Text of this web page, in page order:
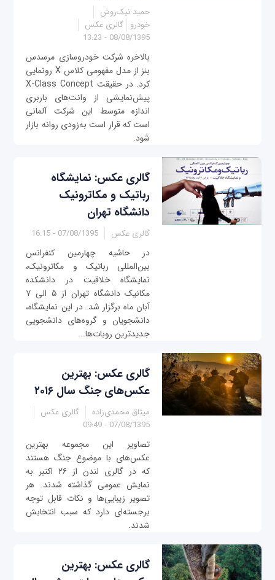
حمید نیک‌روش
خودرو گالری عکس
08/08/1395 - 13:23
بالاخره شرکت خودروسازی مرسدس
بنز از مدل مفهومی کلاس X رونمایی
کرد. در حقیقت X-Class Concept
پیش‌نمایشی از وانت‌های باربری
اندازه متوسط این شرکت آلمانی
است که قرار است به‌زودی روانه بازار
شود.
گالری عکس: نمایشگاه
رباتیک و مکاترونیک
دانشگاه تهران
گالری عکس 07/08/1395 - 16:15
در حاشیه چهارمین کنفرانس
بین‌المللی رباتیک و مکاترونیک،
نمایشگاه خلاقیت در دانشکده
مکانیک دانشگاه تهران از ۵ الی ۷
آبان ماه برگزار شد. در این نمایشگاه،
دانشجویان و گروه‌های دانشجویی
جدیدترین روبات‌ها...
گالری عکس: بهترین
عکس‌های جنگ سال ۲۰۱۶
میثاق محمدی‌زاده
گالری عکس
07/08/1395 - 09:49
تصاویر این مجموعه بهترین
عکس‌های با موضوع جنگ هستند
که در گالری لندن از ۲۶ اکتبر به
نمایش عمومی گذاشته شدند. هر
تصویر زیبایی‌ها و نکات قابل توجه
برجسته‌ای دارد که سبب انتخابش
شدند.
گالری عکس: بهترین‌